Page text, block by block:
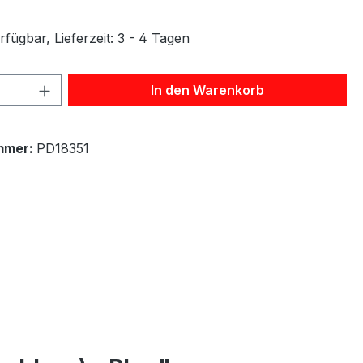
Lieferzeit: 3 - 4 Tagen
Anzahl: Gib den gewünschten Wert
In den Warenkorb
PD18351